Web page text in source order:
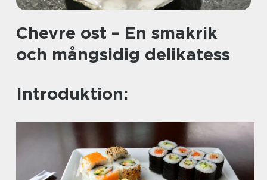
Chevre ost – En smakrik
och mångsidig delikatess
Introduktion: